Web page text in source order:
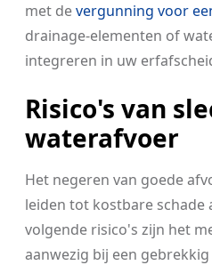
met devergunning voor
drainage-elementen of
integreren in uw
Risico's van
waterafvoer
Het negeren van goede
leiden tot kostbare schade
volgende risico's zijn het
aanwezig bij een